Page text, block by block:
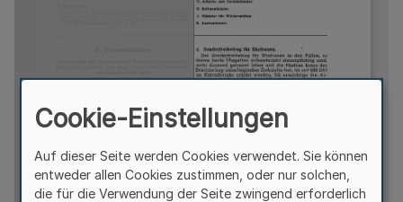
Cookie-Einstellungen
Auf dieser Seite werden Cookies verwendet. Sie können
entweder allen Cookies zustimmen, oder nur solchen,
die für die Verwendung der Seite zwingend erforderlich